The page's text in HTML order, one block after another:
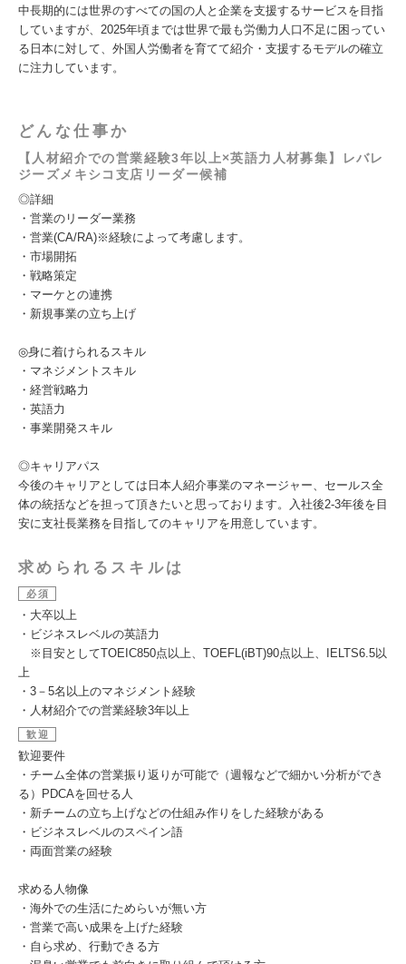
中長期的には世界のすべての国の人と企業を支援するサービスを目指
していますが、2025年頃までは世界で最も労働力人口不足に困ってい
る日本に対して、外国人労働者を育てて紹介・支援するモデルの確立
に注力しています。
どんな仕事か
【人材紹介での営業経験3年以上×英語力人材募集】レバレ
ジーズメキシコ支店リーダー候補
◎詳細
・営業のリーダー業務
・営業(CA/RA)※経験によって考慮します。
・市場開拓
・戦略策定
・マーケとの連携
・新規事業の立ち上げ
◎身に着けられるスキル
・マネジメントスキル
・経営戦略力
・英語力
・事業開発スキル
◎キャリアパス
今後のキャリアとしては日本人紹介事業のマネージャー、セールス全
体の統括などを担って頂きたいと思っております。入社後2‐3年後を目
安に支社長業務を目指してのキャリアを用意しています。
求められるスキルは
必須
・大卒以上
・ビジネスレベルの英語力
※目安としてTOEIC850点以上、TOEFL(iBT)90点以上、IELTS6.5以
上
・3－5名以上のマネジメント経験
・人材紹介での営業経験3年以上
歓迎
歓迎要件
・チーム全体の営業振り返りが可能で（週報などで細かい分析ができ
る）PDCAを回せる人
・新チームの立ち上げなどの仕組み作りをした経験がある
・ビジネスレベルのスペイン語
・両面営業の経験
求める人物像
・海外での生活にためらいが無い方
・営業で高い成果を上げた経験
・自ら求め、行動できる方